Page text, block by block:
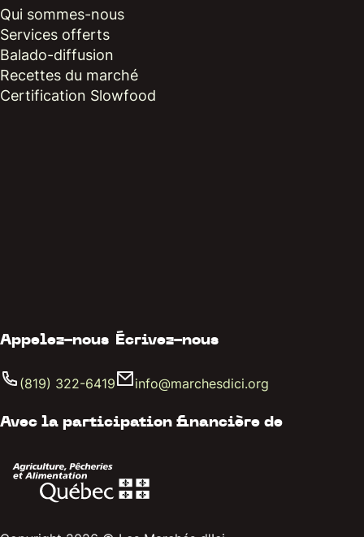
Qui sommes-nous
Services offerts
Balado-diffusion
Recettes du marché
Certification Slowfood
Appelez-nous
(819) 322-6419
Écrivez-nous
info@marchesdici.org
Avec la participation financière de